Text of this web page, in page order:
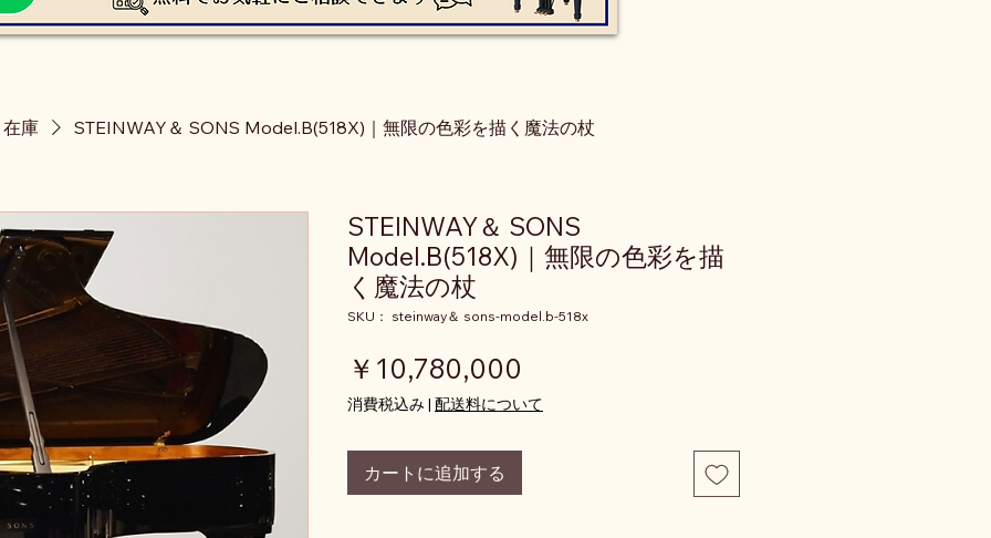
庫 STEINWAY＆ SONS Model.B(518X)｜無限の色彩を描く魔法の杖
STEINWAY＆ SONS
Model.B(518X)｜無限の色彩を描
く魔法の杖
SKU： steinway＆ sons-model.b-518x
￥10,780,000
消費税込み| 配送料について
カートに追加する